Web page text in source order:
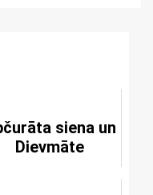
siena un
Dievmāte